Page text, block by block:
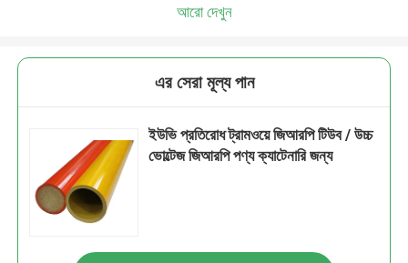
আরো দেখুন
এর সেরা মূল্য পান
ইউভি প্রতিরোধ ট্রামওয়ে জিআরপি টিউব / উচ্চ
ভোল্টেজ জিআরপি পণ্য ক্যাটেনারি জন্য